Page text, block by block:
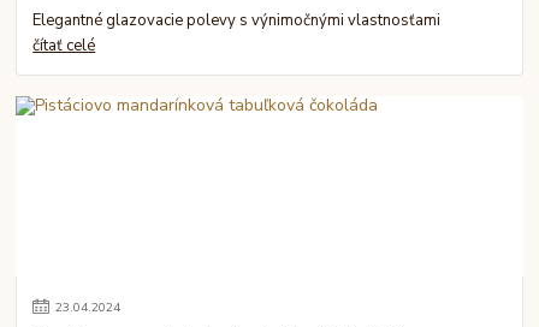
Elegantné glazovacie polevy s výnimočnými vlastnosťami
čítať celé
23.04.2024